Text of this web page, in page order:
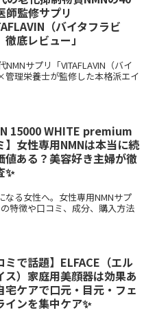
師監修サプリ
（バイタフラビ
徹底レビュー」
サプリ「VITAFLAVIN（バイ
理栄養士が監修した本格派エイ
15000 WHITE premium
】女性専用NMNは本当に続
値ある？美容好き主婦が徹
✨
る女性へ。女性専用NMNサプ
特徴や口コミ、成分、購入方法
ミで話題】ELFACE（エル
ス）家庭用美顔器は効果あ
宅ケアで口元・目元・フェ
インを集中ケア✨